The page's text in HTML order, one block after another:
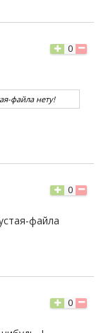
0
файла нету!
0
файла
0